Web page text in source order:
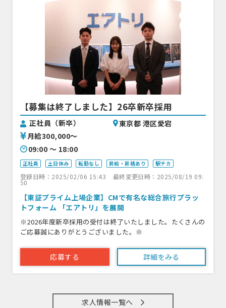
【募集は終了しました】26卒新卒採用
正社員（新卒）
月給300,000〜
09:00 〜 18:00
東京都 港区愛宕
正社員 土日休み 転勤なし 昇給・昇格あり 駅チカ
登録日時：2025/02/06 15:43 最終変更日時：2025/08/19 09:
50
【東証プライム上場企業】CMで有名な総合旅行プラッ
トフォーム 「エアトリ」を展開
※2026年度新卒採用の受付は終了いたしました。たくさんの
ご応募誠にありがとうございました。※
応募する 詳細をみる
求人情報一覧へ